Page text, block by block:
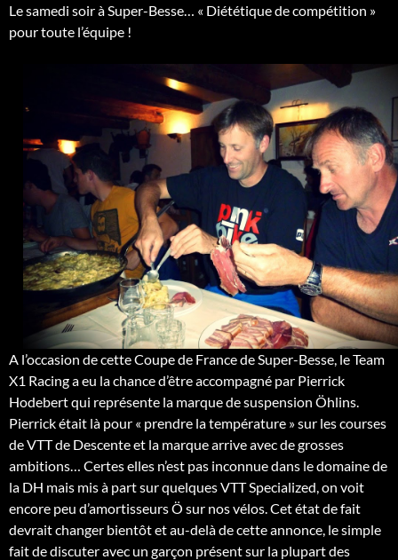
Le samedi soir à Super-Besse… « Diététique de compétition »
pour toute l’équipe !
A l’occasion de cette Coupe de France de Super-Besse, le Team
X1 Racing a eu la chance d’être accompagné par Pierrick
Hodebert qui représente la marque de suspension Öhlins.
Pierrick était là pour « prendre la température » sur les courses
de VTT de Descente et la marque arrive avec de grosses
ambitions… Certes elles n’est pas inconnue dans le domaine de
la DH mais mis à part sur quelques VTT Specialized, on voit
encore peu d’amortisseurs Ö sur nos vélos. Cet état de fait
devrait changer bientôt et au-delà de cette annonce, le simple
fait de discuter avec un garçon présent sur la plupart des